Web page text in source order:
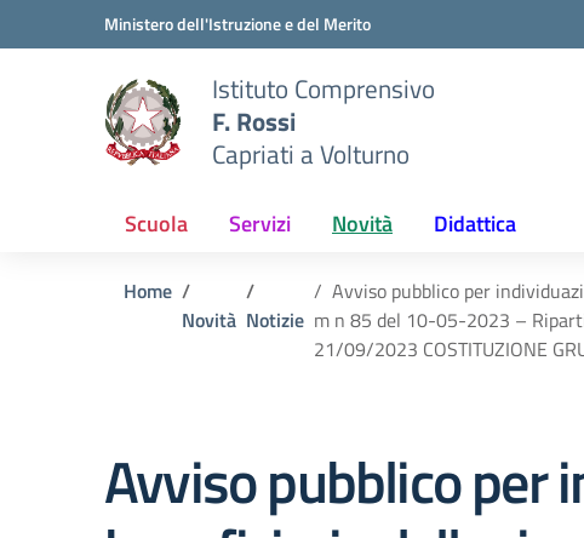
Vai ai contenuti
Vai al menu di navigazioneMinistero dell'Istruzione e del Merito
Istituto Comprensivo
F. Rossi
Capriati a Volturno
Scuola Servizi Novità Didattica
Home
Novità Notizie
Avviso pubblico per
m n 85 del 10-05-2023 –
21/09/2023 COSTITUZIONE
Avviso pubblico per